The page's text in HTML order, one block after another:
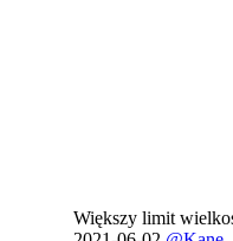
Większy limit